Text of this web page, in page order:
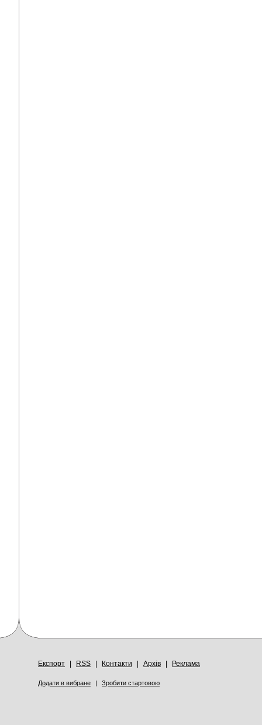
Експорт RSS Контакти Архів Реклама
Додати в вибране | Зробити стартовою